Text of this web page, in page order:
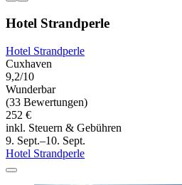
Hotel Strandperle
Hotel Strandperle
Cuxhaven
9,2/10
Wunderbar
(33 Bewertungen)
252 €
inkl. Steuern & Gebühren
9. Sept.–10. Sept.
Hotel Strandperle